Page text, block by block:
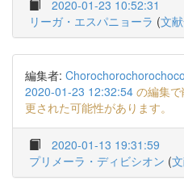
2020-01-23 10:52:31
リーガ・エスパニョーラ (文
編集者: Chorochorochorochoco
2020-01-23 12:32:54 の編集
更された可能性があります。
2020-01-13 19:31:59
プリメーラ・ディビシオン (